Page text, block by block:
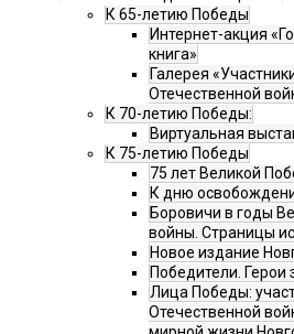
К 65-летию Победы
Интернет-акция
книга»
Галерея
Отечественной
К 70-летию Победы:
Виртуальная
К 75-летию Победы
75 лет Великой
К дню
Боровичи в годы
войны. Страницы
Новое издание
Победители. Герои
Лица Победы:
Отечественной